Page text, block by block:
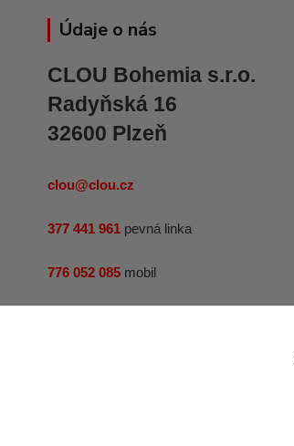
Údaje o nás
CLOU Bohemia s.r.o.
Radyňská 16
32600 Plzeň
clou@clou.cz
377 441 961 pevná linka
776 052 085 mobil